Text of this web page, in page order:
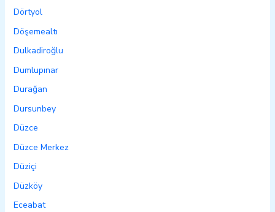
Dörtyol
Döşemealtı
Dulkadiroğlu
Dumlupınar
Durağan
Dursunbey
Düzce
Düzce Merkez
Düziçi
Düzköy
Eceabat